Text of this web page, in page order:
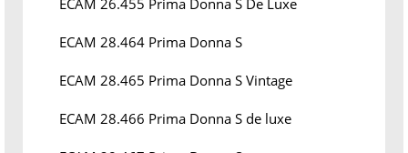
ECAM 26.455 Prima Donna S De Luxe
ECAM 28.464 Prima Donna S
ECAM 28.465 Prima Donna S Vintage
ECAM 28.466 Prima Donna S de luxe